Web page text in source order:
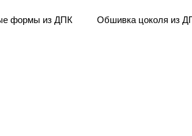
формы из ДПК Обшивка цоколя из